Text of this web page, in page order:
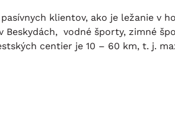
klientov, ako je ležanie v
Beskydách, vodné športy, zimné
centier je 10 – 60 km, t. j.